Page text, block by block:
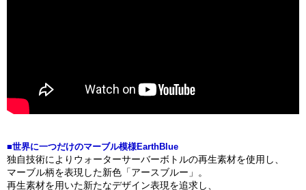
■世界に一つだけのマーブル模様EarthBlue
独自技術によりウォーターサーバーボトルの再生素材を使用し、
マーブル柄を表現した新色「アースブルー」。
再生素材を用いた新たなデザイン表現を追求し、